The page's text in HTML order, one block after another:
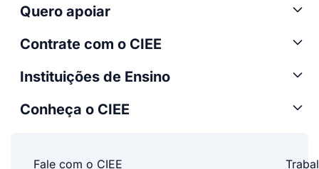
Quero apoiar
Contrate com o CIEE
Instituições de Ensino
Conheça o CIEE
Fale com o CIEE